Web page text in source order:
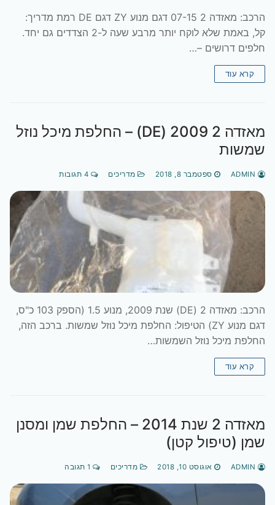
הרכב: מאזדה 2 07-15 דגם מנוע ZY דגם DE רמת מדריך:
קל, באמת שלא לוקח יותר מרבע שעה ל-2 הצדדים גם יחד.
חלפים דרושים –…
קרא עוד
מאזדה 2 2009 (DE) – החלפת מיכל נוזל
שמשות
ספטמבר 8, 2018 מדריכים
הרכב: מאזדה 2 (DE) שנת 2009, מנוע 1.5 (הספק 103 כ"ס,
דגם מנוע ZY) הטיפול: החלפת מיכל נוזל שמשות. ברכב הזה,
החלפת מיכל נוזל השמשות…
קרא עוד
מאזדה 2 שנת 2014 – החלפת שמן ומסנן
שמן (טיפול קטן)
אוגוסט 10, 2018 מדריכים